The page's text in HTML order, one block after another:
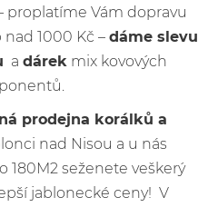
proplatíme Vám dopravu
nad 1000 Kč – dáme slevu
a dárek mix kovových
prodejna korálků a
nad Nisou a u nás
180M2 seženete veškerý
jablonecké ceny! V